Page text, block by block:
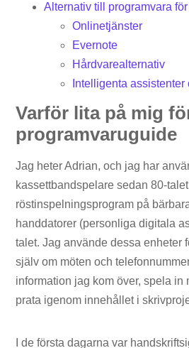
Alternativ till programvara
Onlinetjänster
Evernote
Hårdvarealternativ
Intelligenta
Varför lita på mig
programvaruguide
Jag heter Adrian, och jag har
kassettbandspelare sedan 80-
röstinspelningsprogram på
handdatorer (personliga digitala
talet. Jag använde dessa enheter
själv om möten och
information jag kom över, spela in
prata igenom innehållet i
I de första dagarna var